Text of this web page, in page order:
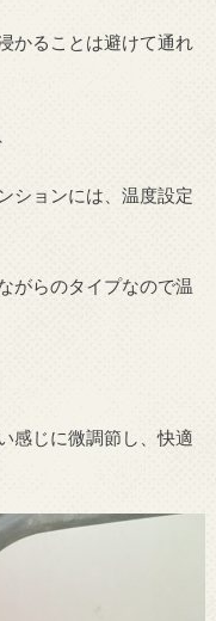
かることは避けて通れ
ションには、温度設定
がらのタイプなので温
感じに微調節し、快適